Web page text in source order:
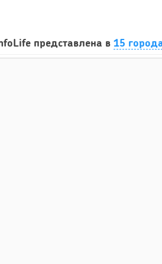
представлена в15